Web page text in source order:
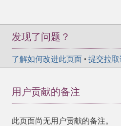
发现了问题？
了解如何改进此页面 • 提交拉
用户贡献的备注
此页面尚无用户贡献的备注。